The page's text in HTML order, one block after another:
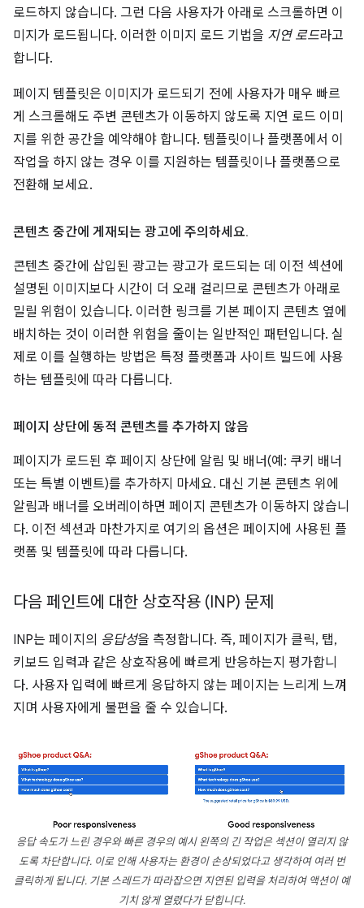
로드하지 않습니다. 그런 다음 사용자가 아래로 스크롤하면 이
미지가 로드됩니다. 이러한 이미지 로드 기법을 지연 로드라고
합니다.
페이지 템플릿은 이미지가 로드되기 전에 사용자가 매우 빠르
게 스크롤해도 주변 콘텐츠가 이동하지 않도록 지연 로드 이미
지를 위한 공간을 예약해야 합니다. 템플릿이나 플랫폼에서 이
작업을 하지 않는 경우 이를 지원하는 템플릿이나 플랫폼으로
전환해 보세요.
콘텐츠 중간에 게재되는 광고에 주의하세요.
콘텐츠 중간에 삽입된 광고는 광고가 로드되는 데 이전 섹션에
설명된 이미지보다 시간이 더 오래 걸리므로 콘텐츠가 아래로
밀릴 위험이 있습니다. 이러한 링크를 기본 페이지 콘텐츠 옆에
배치하는 것이 이러한 위험을 줄이는 일반적인 패턴입니다. 실
제로 이를 실행하는 방법은 특정 플랫폼과 사이트 빌드에 사용
하는 템플릿에 따라 다릅니다.
페이지 상단에 동적 콘텐츠를 추가하지 않음
페이지가 로드된 후 페이지 상단에 알림 및 배너(예: 쿠키 배너
또는 특별 이벤트)를 추가하지 마세요. 대신 기본 콘텐츠 위에
알림과 배너를 오버레이하면 페이지 콘텐츠가 이동하지 않습니
다. 이전 섹션과 마찬가지로 여기의 옵션은 페이지에 사용된 플
랫폼 및 템플릿에 따라 다릅니다.
다음 페인트에 대한 상호작용 (INP) 문제
INP는 페이지의 응답성을 측정합니다. 즉, 페이지가 클릭, 탭,
키보드 입력과 같은 상호작용에 빠르게 반응하는지 평가합니
다. 사용자 입력에 빠르게 응답하지 않는 페이지는 느리게 느껴
지며 사용자에게 불편을 줄 수 있습니다.
응답 속도가 느린 경우와 빠른 경우의 예시 왼쪽의 긴 작업은 섹션이 열리지 않
도록 차단합니다. 이로 인해 사용자는 환경이 손상되었다고 생각하여 여러 번
클릭하게 됩니다. 기본 스레드가 따라잡으면 지연된 입력을 처리하여 액션이 예
기치 않게 열렸다가 닫힙니다.